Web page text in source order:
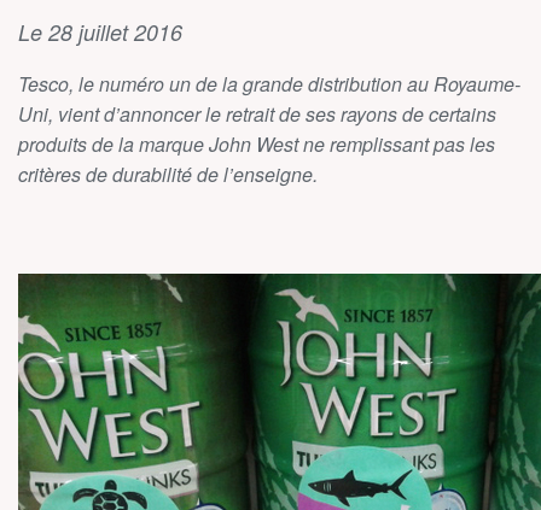
Le 28 juillet 2016
Tesco, le numéro un de la grande distribution au Royaume-
Uni, vient d’annoncer le retrait de ses rayons de certains
produits de la marque John West ne remplissant pas les
critères de durabilité de l’enseigne.